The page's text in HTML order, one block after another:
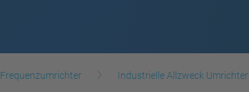
Frequenzumrichter Industrielle Allzweck Umrichter